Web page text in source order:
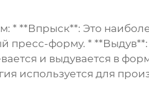
* **Впрыск**: Это
форму. * **Выдув**:
и выдувается в
используется для